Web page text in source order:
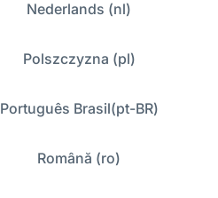
Nederlands (nl)
Polszczyzna (pl)
Português Brasil(pt-BR)
Română (ro)